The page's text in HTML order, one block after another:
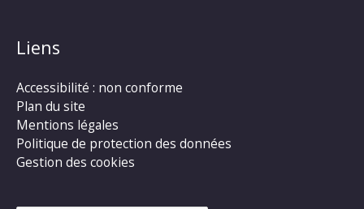
Liens
Accessibilité : non conforme
Plan du site
Mentions légales
Politique de protection des données
Gestion des cookies